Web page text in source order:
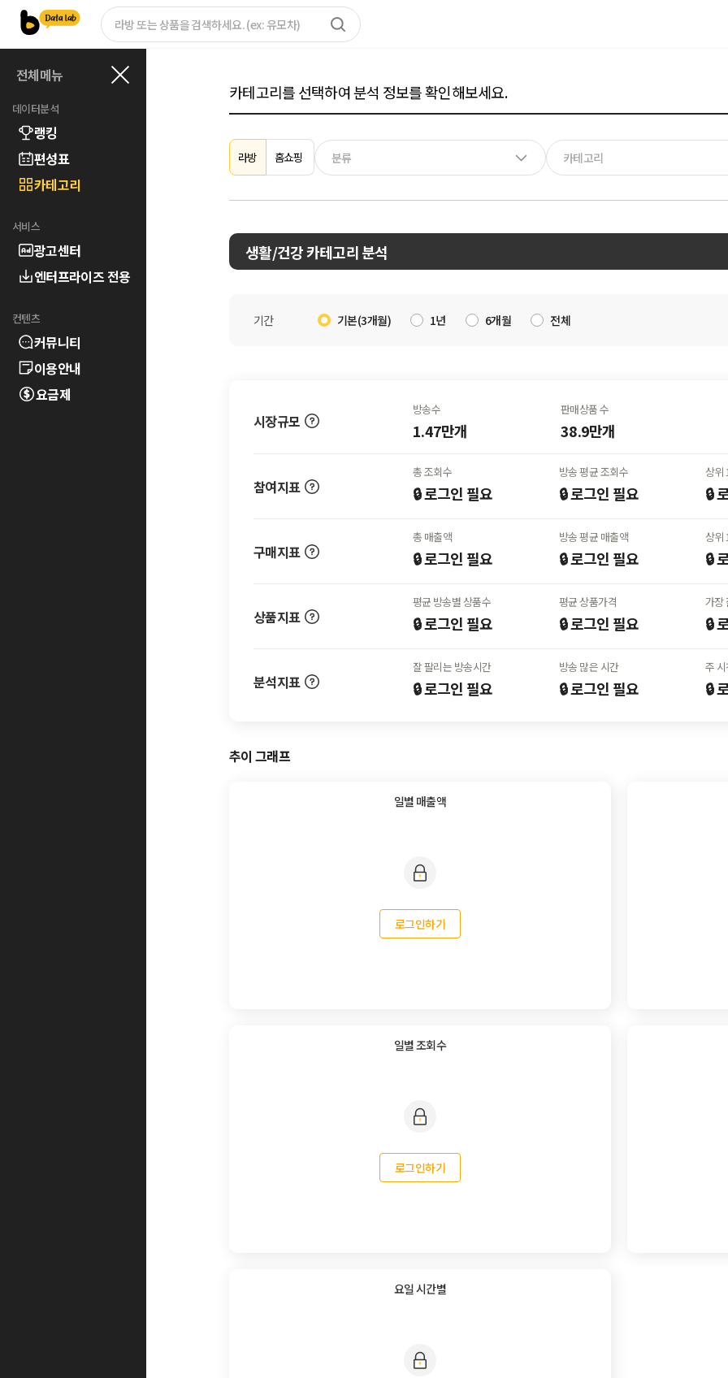
전체메뉴
데이터분석
랭킹
편성표
카테고리
서비스
광고센터
엔터프라이즈 전용
컨텐츠
커뮤니티
이용안내
요금제
카테고리를 선택하여 분석 정보를 확인해보세요.
라방 홈쇼핑 분류 카테고리
생활/건강카테고리 분석
기간 기본(3개월) 1년 6개월 전체
시장규모
방송수
1.47만개
판매상품 수
38.9만개
참여지표
총 조회수
🔒 로그인 필요
방송 평균 조회수
🔒 로그인 필요
상위
🔒
구매지표
총 매출액
🔒 로그인 필요
방송 평균 매출액
🔒 로그인 필요
상위
🔒
상품지표
평균 방송별 상품수
🔒 로그인 필요
평균 상품가격
🔒 로그인 필요
가장
🔒
분석지표
잘 팔리는 방송시간
🔒 로그인 필요
방송 많은 시간
🔒 로그인 필요
주
🔒
추이 그래프
일별 매출액
로그인하기
일별 조회수
로그인하기
요일 시간별